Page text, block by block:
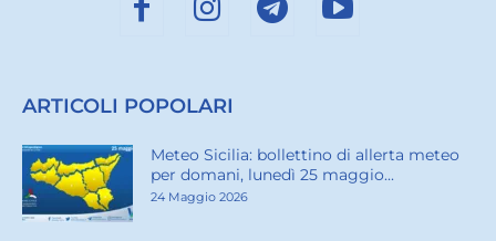
ARTICOLI POPOLARI
Meteo Sicilia: bollettino di allerta meteo
per domani, lunedì 25 maggio...
24 Maggio 2026